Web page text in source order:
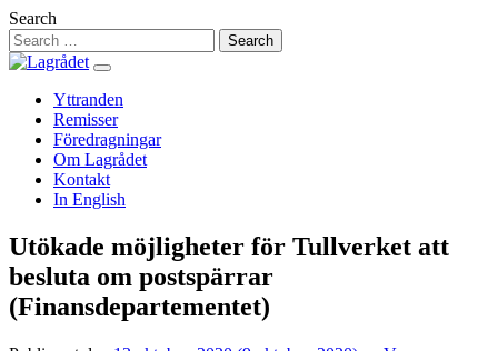
Hoppa
till
innehåll
Search
Yttranden
Remisser
Föredragningar
Om Lagrådet
Kontakt
In English
Utökade möjligheter för Tullverket att
besluta om postspärrar
(Finansdepartementet)